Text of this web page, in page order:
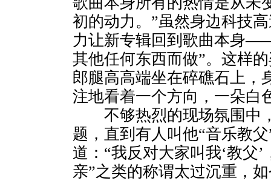
初的动力。”虽然身边科技
力让新专辑回到歌曲本身
其他任何东西而做”。这样
郎腿高高端坐在碎礁石上，
注地看着一个方向，一朵白
不够热烈的现场氛围中
题，直到有人叫他“音乐教
道：“我反对大家叫我‘教父
亲”之类的称谓太过沉重，